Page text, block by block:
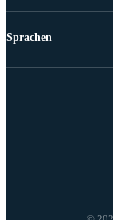
Sprachen